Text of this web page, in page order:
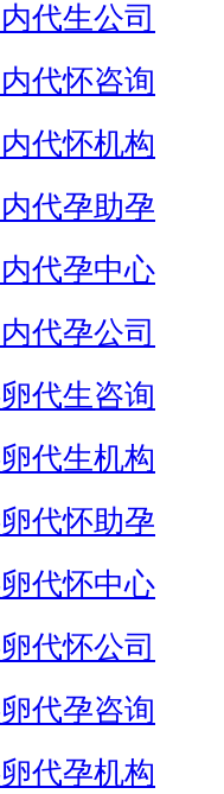
代生公司
代怀咨询
代怀机构
代孕助孕
代孕中心
代孕公司
代生咨询
代生机构
代怀助孕
代怀中心
代怀公司
代孕咨询
代孕机构